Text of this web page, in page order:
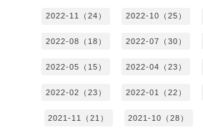
2022-11（24） 2022-10（25）
2022-08（18） 2022-07（30）
2022-05（15） 2022-04（23）
2022-02（23） 2022-01（22）
2021-11（21） 2021-10（28）